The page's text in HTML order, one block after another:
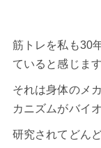
筋トレを私も30
ていると感じます
それは身体のメ
カニズムがバイ
研究されてどん